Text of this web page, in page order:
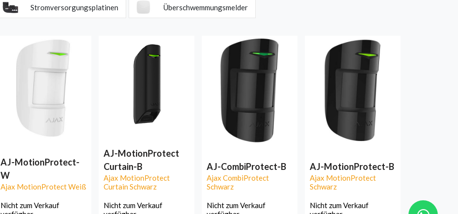
Stromversorgungsplatinen Überschwemmungsmelder
AJ-MotionProtect-
W
Ajax MotionProtect Weiß
Nicht zum Verkauf
AJ-MotionProtect
Curtain-B
Ajax MotionProtect
Curtain Schwarz
Nicht zum Verkauf
AJ-CombiProtect-B
Ajax CombiProtect
Schwarz
Nicht zum Verkauf
AJ-MotionProtect-B
Ajax MotionProtect
Schwarz
Nicht zum Verkauf